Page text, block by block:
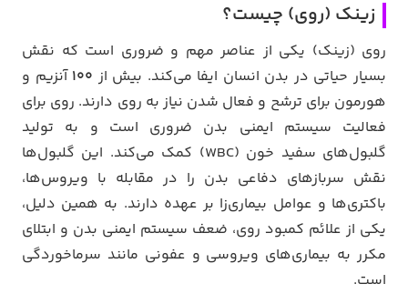
زینک (روی) چیست؟
روی (زینک) یکی از عناصر مهم و ضروری است که نقش
بسیار حیاتی در بدن انسان ایفا می‌کند. بیش از ۱۰۰ آنزیم و
هورمون برای ترشح و فعال شدن نیاز به روی دارند. روی برای
فعالیت سیستم ایمنی بدن ضروری است و به تولید
گلبول‌های سفید خون (WBC) کمک می‌کند. این گلبول‌ها
نقش سربازهای دفاعی بدن را در مقابله با ویروس‌ها،
باکتری‌ها و عوامل بیماری‌زا بر عهده دارند. به همین دلیل،
یکی از علائم کمبود روی، ضعف سیستم ایمنی بدن و ابتلای
مکرر به بیماری‌های ویروسی و عفونی مانند سرماخوردگی
است.